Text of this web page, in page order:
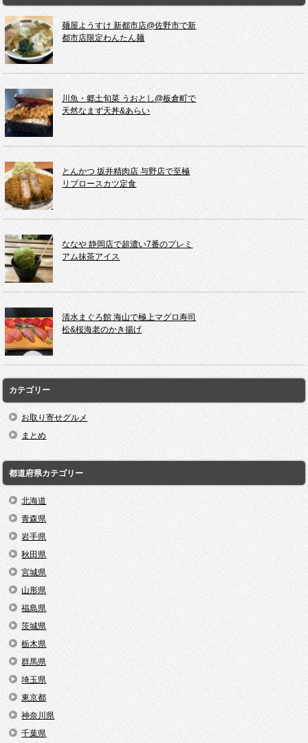
麺屋ようすけ 新都市店@佐野市で新
都市店限定わんたん麺
川魚・郷土旬菜 うおとし@板倉町で
天然なまず天丼&あらい
とんかつ 坂井精肉店 与野店で至極
リブロースカツ定食
ななや 静岡店で超濃い7番のプレミ
アム抹茶アイス
清水まぐろ館 海山で極上マグロ寿司
松&桜海老のかき揚げ
カテゴリー
お取り寄せグルメ
まとめ
都道府県カテゴリー
北海道
青森県
岩手県
秋田県
宮城県
山形県
福島県
茨城県
栃木県
群馬県
埼玉県
東京都
神奈川県
千葉県